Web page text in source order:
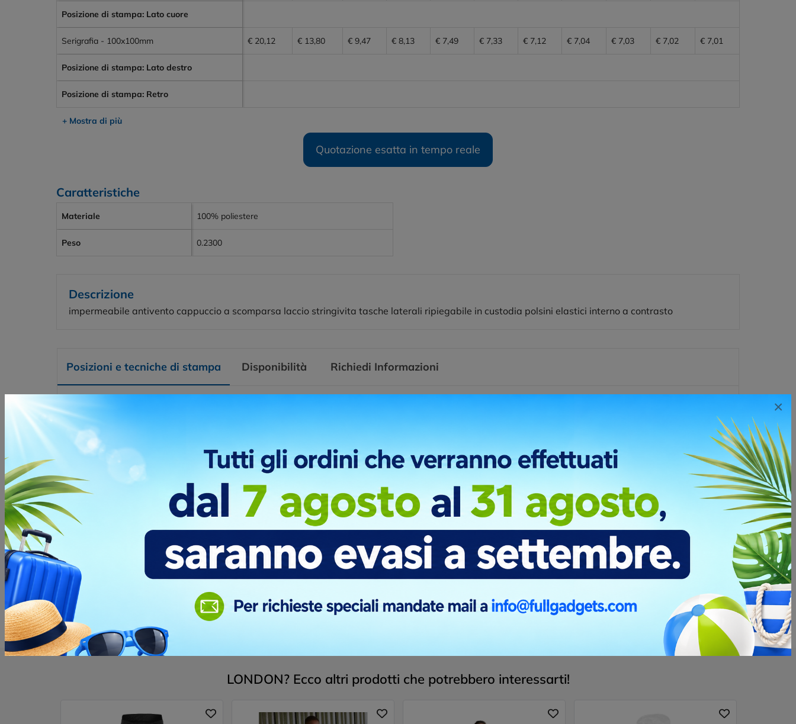
×
Posizione di stampa: Lato cuore
Serigrafia - 100x100mm € 20,12 € 13,80 € 9,47 € 8,13 € 7,49 € 7,33 € 7,12 € 7,04 € 7,03 € 7,02 € 7,01
Posizione di stampa: Lato destro
Posizione di stampa: Retro
+ Mostra di più
Quotazione esatta in tempo reale
Caratteristiche
Materiale 100% poliestere
Peso 0.2300
Descrizione
impermeabile antivento cappuccio a scomparsa laccio stringivita tasche laterali ripiegabile in custodia polsini elastici interno a contrasto
Posizioni e tecniche di stampa Disponibilità Richiedi Informazioni
SERIGRAFIA
La serigrafia sui giubbotti è una tecnica di stampa utilizzata per applicare disegni, loghi o testi su giacconi utilizzando il
Posizioni di stampa
LATO CUORE
Opinione dei clienti
Devi per poter scrivere la tua opinione.
LONDON? Ecco altri prodotti che potrebbero interessarti!